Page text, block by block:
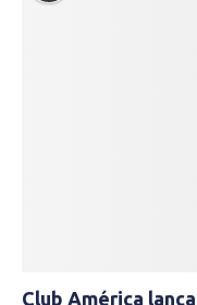
Club América